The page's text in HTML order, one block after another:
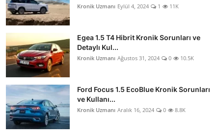
Kronik Uzmanı Eylül 4, 2024 1 11K
Egea 1.5 T4 Hibrit Kronik Sorunları ve
Detaylı Kul...
Kronik Uzmanı Ağustos 31, 2024 0 10.5K
Ford Focus 1.5 EcoBlue Kronik Sorunları
ve Kullanı...
Kronik Uzmanı Aralık 16, 2024 0 8.8K